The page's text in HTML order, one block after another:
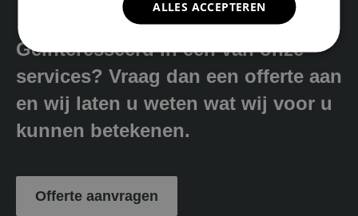
Geïnteresseerd in één van onze
services? Vraag dan een offerte aan
en wij laten u weten wat wij voor u
kunnen betekenen.
Offerte aanvragen
ALLES ACCEPTEREN